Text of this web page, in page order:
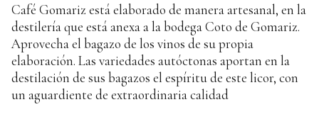
Café Gomariz está elaborado de manera artesanal, en la
destilería que está anexa a la bodega Coto de Gomariz.
Aprovecha el bagazo de los vinos de su propia
elaboración. Las variedades autóctonas aportan en la
destilación de sus bagazos el espíritu de este licor, con
un aguardiente de extraordinaria calidad